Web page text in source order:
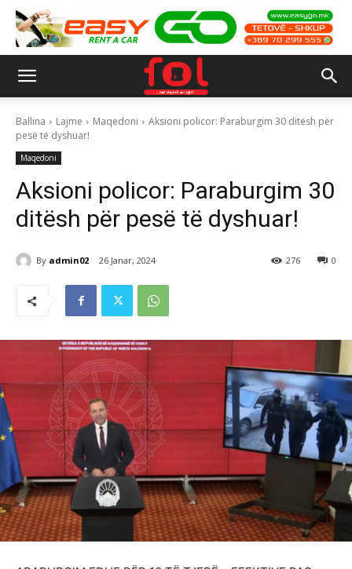
Ballina Lajme Maqedoni
Aksioni policor: Paraburgim 30 ditësh për
pesë të dyshuar!
Maqedoni
Aksioni policor: Paraburgim 30
ditësh për pesë të dyshuar!
By admin02 26 Janar, 2024 0
276